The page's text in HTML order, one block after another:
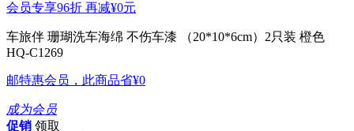
会员专享96折 再减¥0元
车旅伴 珊瑚洗车海绵 不伤车漆 （20*10*6cm）2只装 橙色
HQ-C1269
邮特惠会员，此商品省¥0
成为会员
促销 领取